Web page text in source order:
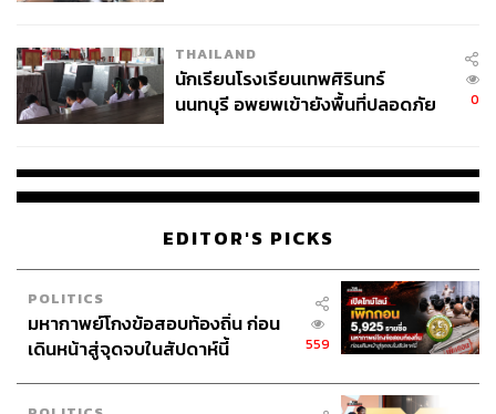
จ่ายหนี้-แอบระบุแบรนด์
THAILAND
นักเรียนโรงเรียนเทพศิรินทร์
นนทบุรี อพยพเข้ายังพื้นที่ปลอดภัย
0
EDITOR'S PICKS
POLITICS
มหากาพย์โกงข้อสอบท้องถิ่น ก่อน
เดินหน้าสู่จุดจบในสัปดาห์นี้
559